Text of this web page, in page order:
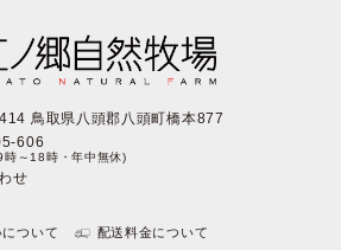
鳥取県八頭郡八頭町橋本877
606
時～18時・年中無休)
せ
ついて 配送料金について